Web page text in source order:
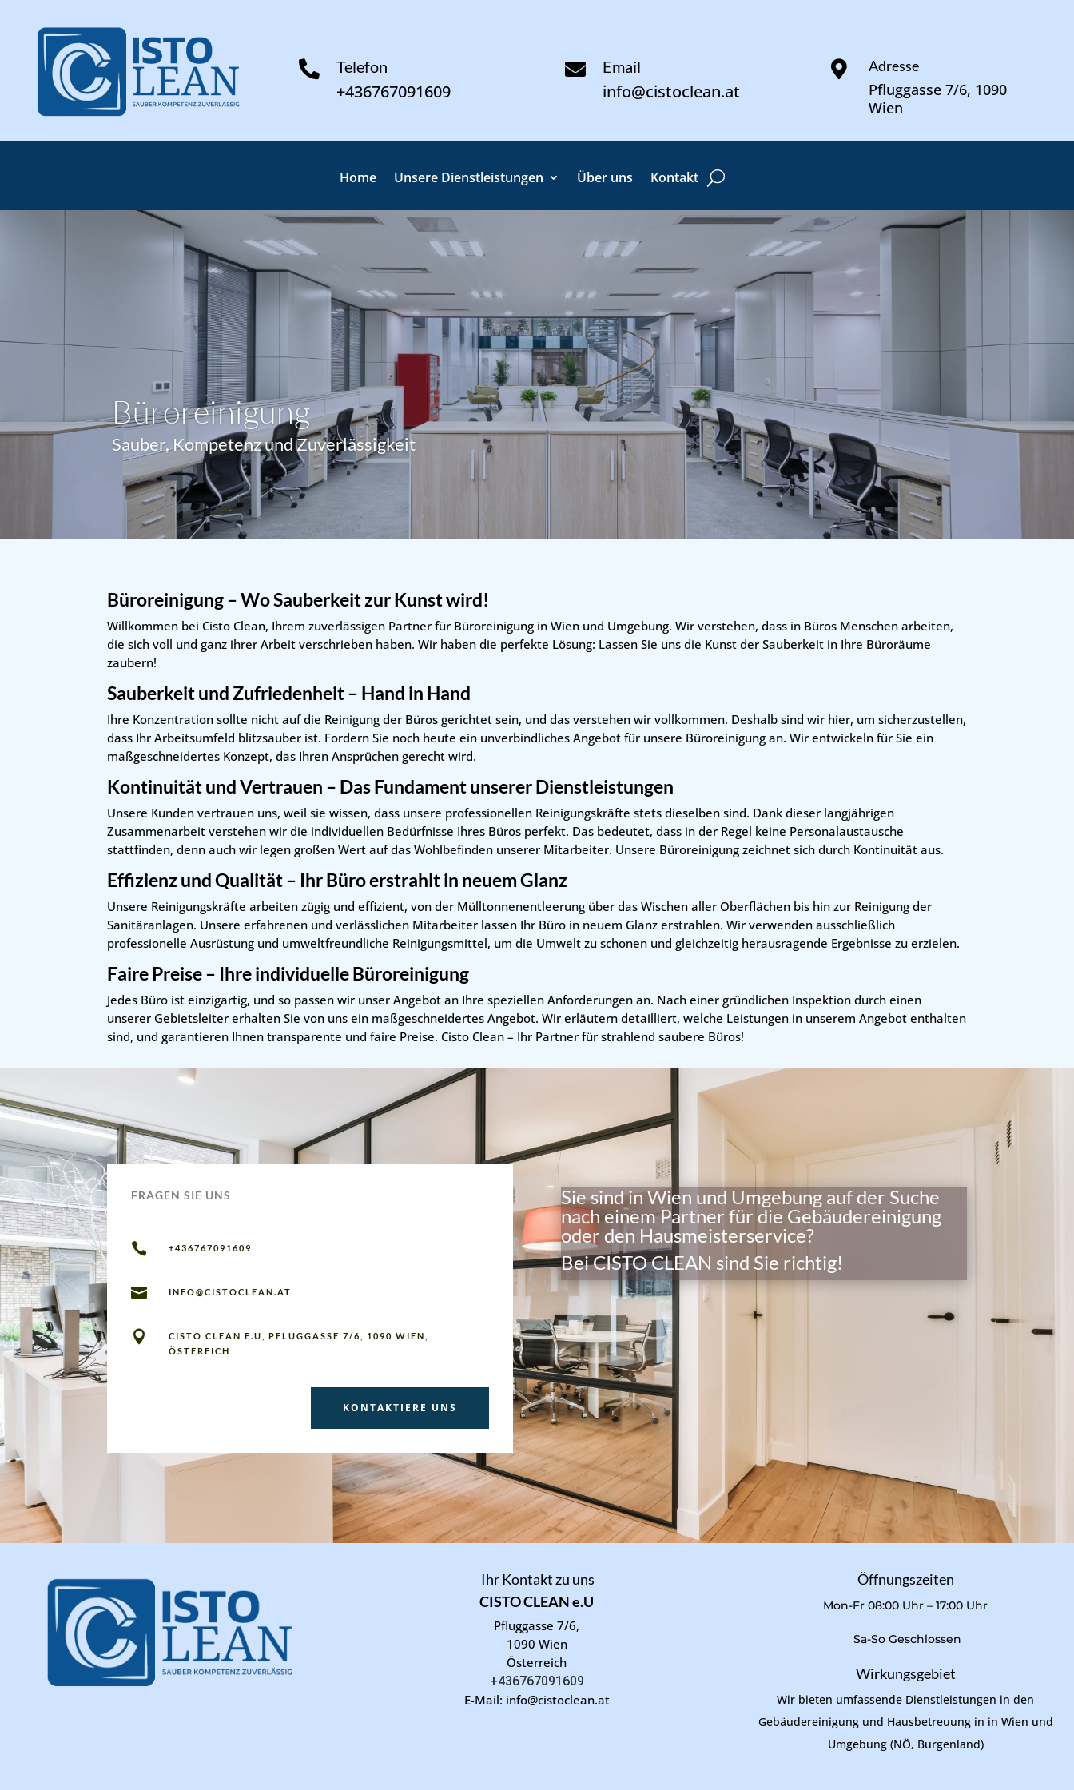
 Telefon
+436767091609
 Email
info@cistoclean.at
 Adresse
Pfluggasse 7/6, 1090
Wien
Home Unsere Dienstleistungen Über uns Kontakt
Büroreinigung
Sauber, Kompetenz und Zuverlässigkeit
Büroreinigung– Wo Sauberkeit zur Kunst wird!
Willkommen bei Cisto Clean, Ihrem zuverlässigen Partner für Büroreinigung in Wien und Umgebung. Wir verstehen, dass in Büros Menschen arbeiten,
die sich voll und ganz ihrer Arbeit verschrieben haben. Wir haben die perfekte Lösung: Lassen Sie uns die Kunst der Sauberkeit in Ihre Büroräume
zaubern!
Sauberkeit und Zufriedenheit – Hand in Hand
Ihre Konzentration sollte nicht auf die Reinigung der Büros gerichtet sein, und das verstehen wir vollkommen. Deshalb sind wir hier, um sicherzustellen,
dass Ihr Arbeitsumfeld blitzsauber ist. Fordern Sie noch heute ein unverbindliches Angebot für unsere Büroreinigung an. Wir entwickeln für Sie ein
maßgeschneidertes Konzept, das Ihren Ansprüchen gerecht wird.
Kontinuität und Vertrauen – Das Fundament unserer Dienstleistungen
Unsere Kunden vertrauen uns, weil sie wissen, dass unsere professionellen Reinigungskräfte stets dieselben sind. Dank dieser langjährigen
Zusammenarbeit verstehen wir die individuellen Bedürfnisse Ihres Büros perfekt. Das bedeutet, dass in der Regel keine Personalaustausche
stattfinden, denn auch wir legen großen Wert auf das Wohlbefinden unserer Mitarbeiter. Unsere Büroreinigung zeichnet sich durch Kontinuität aus.
Effizienz und Qualität – Ihr Büro erstrahlt in neuem Glanz
Unsere Reinigungskräfte arbeiten zügig und effizient, von der Mülltonnenentleerung über das Wischen aller Oberflächen bis hin zur Reinigung der
Sanitäranlagen. Unsere erfahrenen und verlässlichen Mitarbeiter lassen Ihr Büro in neuem Glanz erstrahlen. Wir verwenden ausschließlich
professionelle Ausrüstung und umweltfreundliche Reinigungsmittel, um die Umwelt zu schonen und gleichzeitig herausragende Ergebnisse zu erzielen.
Faire Preise – Ihre individuelle Büroreinigung
Jedes Büro ist einzigartig, und so passen wir unser Angebot an Ihre speziellen Anforderungen an. Nach einer gründlichen Inspektion durch einen
unserer Gebietsleiter erhalten Sie von uns ein maßgeschneidertes Angebot. Wir erläutern detailliert, welche Leistungen in unserem Angebot enthalten
sind, und garantieren Ihnen transparente und faire Preise. Cisto Clean – Ihr Partner für strahlend saubere Büros!
FRAGEN SIE UNS
 +436767091609
 INFO@CISTOCLEAN.AT

CISTO CLEAN E.U, PFLUGGASSE 7/6, 1090 WIEN,
ÖSTEREICH
KONTAKTIERE UNS
Sie sind in Wien und Umgebung auf der Suche
nach einem Partner für die Gebäudereinigung
oder den Hausmeisterservice?
Bei CISTO CLEAN sind Sie richtig!
Ihr Kontakt zu uns
CISTO CLEAN e.U
Pfluggasse 7/6,
1090 Wien
Österreich
+436767091609
E-Mail: info@cistoclean.at
Öffnungszeiten
Mon-Fr 08:00 Uhr – 17:00 Uhr
Sa-So Geschlossen
Wirkungsgebiet
Wir bieten umfassende Dienstleistungen in den
Gebäudereinigung und Hausbetreuung in in Wien und
Umgebung (NÖ, Burgenland)